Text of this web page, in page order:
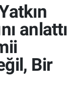
anlattı
Bir